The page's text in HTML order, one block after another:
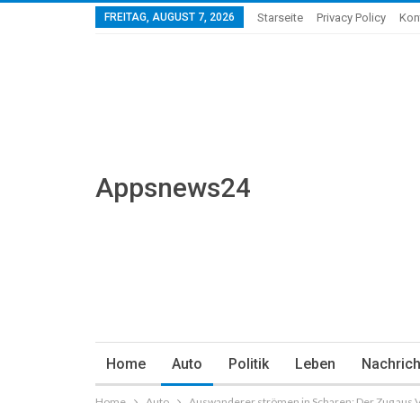
FREITAG, AUGUST 7, 2026 Starseite Privacy Policy
Appsnews24
Home Auto Politik Leben